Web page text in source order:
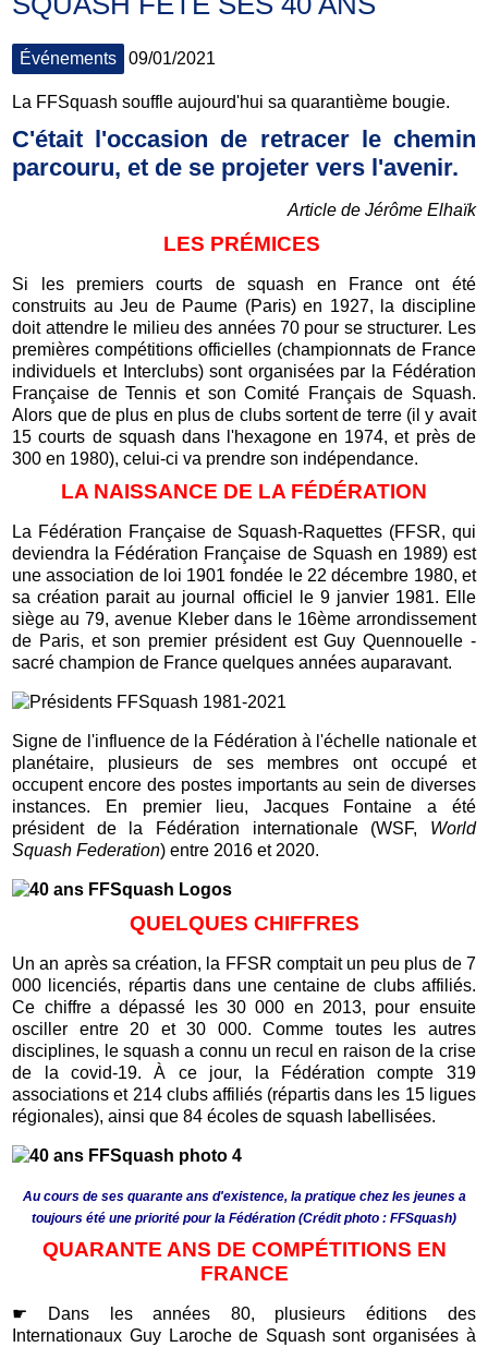
Événements 09/01/2021
La FFSquash souffle aujourd'hui sa quarantième bougie.
C'était l'occasion de retracer le chemin
parcouru, et de se projeter vers l'avenir.
Article de Jérôme Elhaïk
LES PRÉMICES
Si les premiers courts de squash en France ont été
construits au Jeu de Paume (Paris) en 1927, la discipline
doit attendre le milieu des années 70 pour se structurer. Les
premières compétitions officielles (championnats de France
individuels et Interclubs) sont organisées par la Fédération
Française de Tennis et son Comité Français de Squash.
Alors que de plus en plus de clubs sortent de terre (il y avait
15 courts de squash dans l'hexagone en 1974, et près de
300 en 1980), celui-ci va prendre son indépendance.
LA NAISSANCE DE LA FÉDÉRATION
La Fédération Française de Squash-Raquettes (FFSR, qui
deviendra la Fédération Française de Squash en 1989) est
une association de loi 1901 fondée le 22 décembre 1980, et
sa création parait au journal officiel le 9 janvier 1981. Elle
siège au 79, avenue Kleber dans le 16ème arrondissement
de Paris, et son premier président est Guy Quennouelle -
sacré champion de France quelques années auparavant.
Signe de l'influence de la Fédération à l'échelle nationale et
planétaire, plusieurs de ses membres ont occupé et
occupent encore des postes importants au sein de diverses
instances. En premier lieu, Jacques Fontaine a été
président de la Fédération internationale (WSF, World
Squash Federation) entre 2016 et 2020.
QUELQUES CHIFFRES
Un an après sa création, la FFSR comptait un peu plus de 7
000 licenciés, répartis dans une centaine de clubs affiliés.
Ce chiffre a dépassé les 30 000 en 2013, pour ensuite
osciller entre 20 et 30 000. Comme toutes les autres
disciplines, le squash a connu un recul en raison de la crise
de la covid-19. À ce jour, la Fédération compte 319
associations et 214 clubs affiliés (répartis dans les 15ligues
régionales), ainsi que 84 écoles de squash labellisées.
Au cours de ses quarante ans d'existence, la pratique chez les jeunes a
toujours été une priorité pour la Fédération (Crédit photo : FFSquash)
QUARANTE ANS DE COMPÉTITIONS EN
FRANCE
☛ Dans les années 80, plusieurs éditions des
Internationaux Guy Laroche de Squash sont organisées à